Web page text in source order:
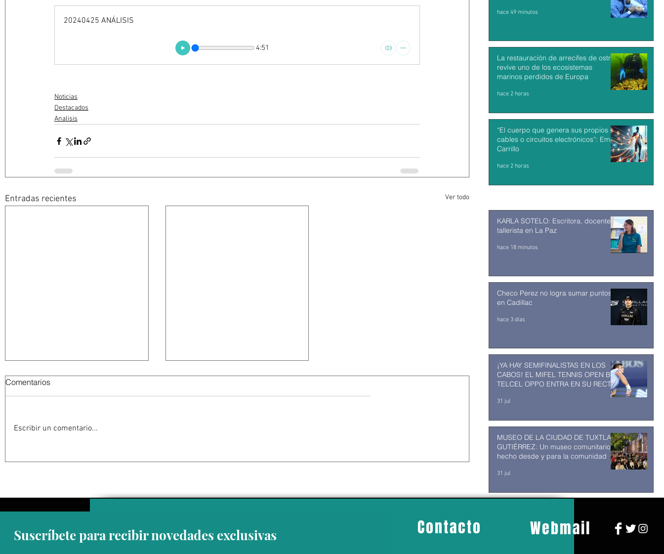
20240425 ANÁLISIS
4:51
Noticias
Destacados
Analisis
Entradas recientes Ver todo
riesgo es una zona inestable
Comentarios
Escribir un comentario...
hace 49 minutos
La restauración de arrecifes de ostras
revive uno de los ecosistemas
marinos perdidos de Europa
hace 2 horas
“El cuerpo que genera sus propios
cables o circuitos electrónicos”: Emilio
Carrillo
hace 2 horas
KARLA SOTELO: Escritora, docente y
tallerista en La Paz
hace 18 minutos
Checo Perez no logra sumar puntos
en Cadillac
hace 3 días
¡YA HAY SEMIFINALISTAS EN LOS
CABOS! EL MIFEL TENNIS OPEN BY
TELCEL OPPO ENTRA EN SU RECTA
31 jul
MUSEO DE LA CIUDAD DE TUXTLA
GUTIÉRREZ: Un museo comunitario
hecho desde y para la comunidad
31 jul
Suscríbete para recibir novedades exclusivas Contacto Webmail